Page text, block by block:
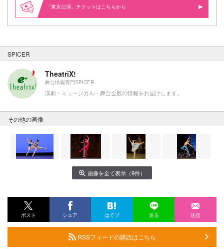
「東京公演」 はこちらから
SPICER
TheatriX!
舞台情報専門SPICER
演劇・ミュージカル・舞台全般の情報をお届けします。
その他の画像
画像を全て表示（9件）
ポスト シェア はてブ 送る 送信
RSSフィードの購読はこちら